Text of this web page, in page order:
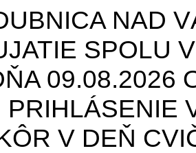
NAD
SPOLU
09.08.2026
PRIHLÁSENIE
V DEŇ